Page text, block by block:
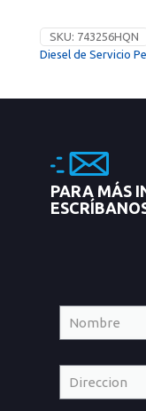
SKU: 743256HQN
Diesel de Servicio
PARA MÁS